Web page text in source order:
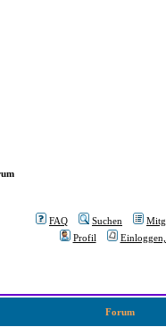
FAQ Suchen
Profil
Forum